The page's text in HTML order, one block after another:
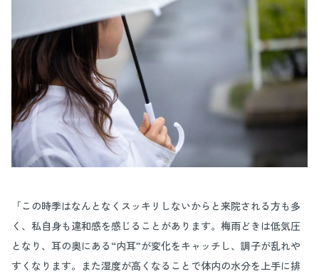
「この時季はなんとなくスッキリしないからと来院される方も多
く、私自身も違和感を感じることがあります。梅雨どきは低気圧
となり、耳の奥にある“内耳”が変化をキャッチし、調子が乱れや
すくなります。また湿度が高くなることで体内の水分を上手に排